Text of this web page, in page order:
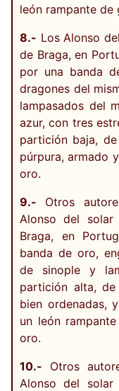
león rampante de
8.- Los Alonso
de Braga, en
por una banda
dragones del
lampasados del
azur, con tres
partición baja,
púrpura, armado
oro.
9.- Otros
Alonso del
Braga, en
banda de oro,
de sinople y
partición alta,
bien ordenadas,
un león
oro.
10.- Otros
Alonso del